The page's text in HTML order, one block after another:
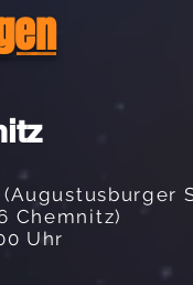
(Augustusburger
Chemnitz)
Uhr